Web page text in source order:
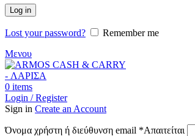
Log in
Lost your password?
Remember me
Μενου
0 items
Login / Register
Sign in Create an Account
Όνομα χρήστη ή διεύθυνση email *Απαιτείται